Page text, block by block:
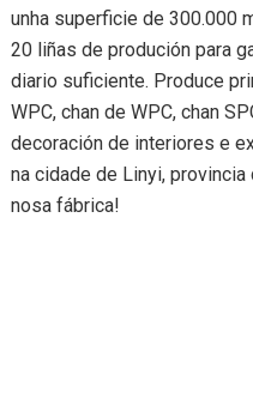
unha superficie de 300.000
20 liñas de produción para
diario suficiente. Produce
WPC, chan de WPC, chan
decoración de interiores e
na cidade de Linyi,
nosa fábrica!